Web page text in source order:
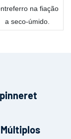
na fiação
a seco-úmido.